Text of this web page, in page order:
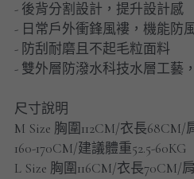
- 後背分割設計，提升設計感
- 日常戶外衝鋒風褸，機能防
- 防刮耐磨且不起毛粒面料
- 雙外層防潑水科技水層工藝
尺寸說明
M Size 胸圍112CM/衣長
160-170CM/建議體重52.5-60KG
L Size 胸圍116CM/衣長70CM/
NEW ARRIVALS
男裝長褲
男裝九分褲
男裝外套